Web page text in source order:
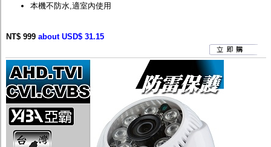
本機不防水,適室內使用
NT$ 999 about USD$ 31.15